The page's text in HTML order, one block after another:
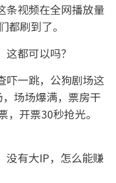
条视频在全网播放量
都刷到了。
都可以吗？
吓一跳，公狗剧场这
场场爆满，票房干
，开票30秒抢光。
没有大IP，怎么能赚